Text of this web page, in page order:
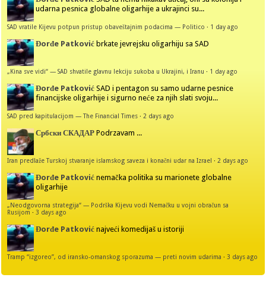
udarna pesnica globalne oligarhije a ukrajinci su...
SAD vratile Kijevu potpun pristup obaveštajnim podacima — Politico · 1 day ago
Đorđe Patković brkate jevrejsku oligarhiju sa SAD
„Kina sve vidi“ — SAD shvatile glavnu lekciju sukoba u Ukrajini, i Iranu · 1 day ago
Đorđe Patković SAD i pentagon su samo udarne pesnice
financijske oligarhije i sigurno neće za njih slati svoju...
SAD pred kapitulacijom — The Financial Times · 2 days ago
Србски СКАДАР Podrzavam ...
Iran predlaže Turskoj stvaranje islamskog saveza i konačni udar na Izrael · 2 days ago
Đorđe Patković nemačka politika su marionete globalne
oligarhije
„Neodgovorna strategija“ — Podrška Kijevu vodi Nemačku u vojni obračun sa
Rusijom ·3 days ago
Đorđe Patković najveći komedijaš u istoriji
Tramp “izgoreo”, od iransko-omanskog sporazuma — preti novim udarima ·3 days ago